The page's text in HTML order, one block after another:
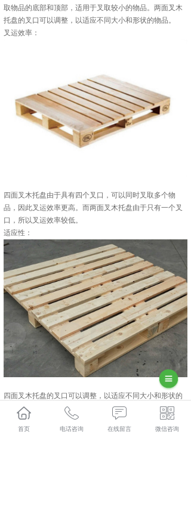
取物品的底部和顶部，适用于叉取较小的物品。两面叉木
托盘的叉口可以调整，以适应不同大小和形状的物品。
叉运效率：
四面叉木托盘由于具有四个叉口，可以同时叉取多个物
品，因此叉运效率更高。而两面叉木托盘由于只有一个叉
口，所以叉运效率较低。
适应性：
四面叉木托盘的叉口可以调整，以适应不同大小和形状的
物品，因此适用于叉取多种物品。而两面叉木托盘的叉口
适用于叉取较小的物品，因此适用于叉取单一物品。
耐用性：
首页 电话咨询 在线留言 微信咨询